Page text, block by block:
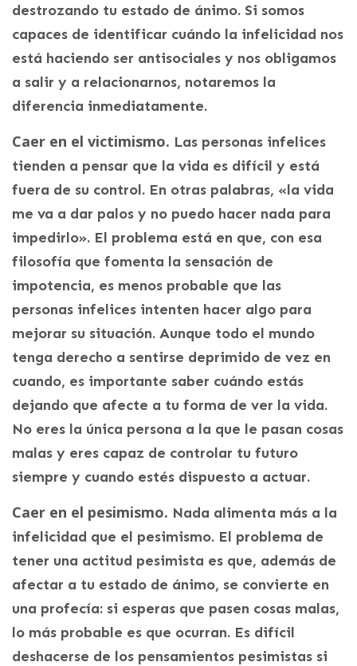
destrozando tu estado de ánimo. Si somos
capaces de identificar cuándo la infelicidad nos
está haciendo ser antisociales y nos obligamos
a salir y a relacionarnos, notaremos la
diferencia inmediatamente.
Caer en el victimismo. Las personas infelices
tienden a pensar que la vida es difícil y está
fuera de su control. En otras palabras, «la vida
me va a dar palos y no puedo hacer nada para
impedirlo». El problema está en que, con esa
filosofía que fomenta la sensación de
impotencia, es menos probable que las
personas infelices intenten hacer algo para
mejorar su situación. Aunque todo el mundo
tenga derecho a sentirse deprimido de vez en
cuando, es importante saber cuándo estás
dejando que afecte a tu forma de ver la vida.
No eres la única persona a la que le pasan cosas
malas y eres capaz de controlar tu futuro
siempre y cuando estés dispuesto a actuar.
Caer en el pesimismo. Nada alimenta más a la
infelicidad que el pesimismo. El problema de
tener una actitud pesimista es que, además de
afectar a tu estado de ánimo, se convierte en
una profecía: si esperas que pasen cosas malas,
lo más probable es que ocurran. Es difícil
deshacerse de los pensamientos pesimistas si